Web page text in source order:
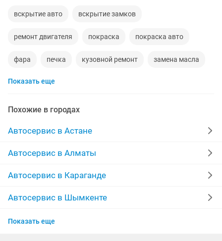
вскрытие авто вскрытие замков
ремонт двигателя покраска покраска авто
фара печка кузовной ремонт замена масла
акпп чистка форсунок
химчистка полировка фар
полировка ремонт выезд
изготовление ключей ремонт услуга
ремонт стартера автострахование
полировка авто
Показать еще
Похожие в городах
Автосервис в Астане
Автосервис в Алматы
Автосервис в Караганде
Автосервис в Шымкенте
Автосервис в Костанае
Показать еще